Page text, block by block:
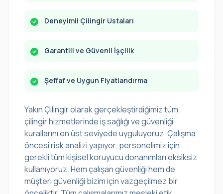
Deneyimli Çilingir Ustaları
Garantili ve Güvenli İşçilik
Şeffaf ve Uygun Fiyatlandırma
Yakın Çilingir olarak gerçekleştirdiğimiz tüm
çilingir hizmetlerinde iş sağlığı ve güvenliği
kurallarını en üst seviyede uyguluyoruz. Çalışma
öncesi risk analizi yapıyor, personelimiz için
gerekli tüm kişisel koruyucu donanımları eksiksiz
kullanıyoruz. Hem çalışan güvenliği hem de
müşteri güvenliği bizim için vazgeçilmez bir